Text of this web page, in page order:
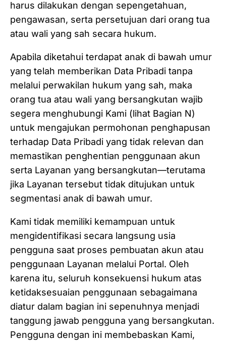
harus dilakukan dengan sepengetahuan,
pengawasan, serta persetujuan dari orang tua
atau wali yang sah secara hukum.
Apabila diketahui terdapat anak di bawah umur
yang telah memberikan Data Pribadi tanpa
melalui perwakilan hukum yang sah, maka
orang tua atau wali yang bersangkutan wajib
segera menghubungi Kami (lihat Bagian N)
untuk mengajukan permohonan penghapusan
terhadap Data Pribadi yang tidak relevan dan
memastikan penghentian penggunaan akun
serta Layanan yang bersangkutan—terutama
jika Layanan tersebut tidak ditujukan untuk
segmentasi anak di bawah umur.
Kami tidak memiliki kemampuan untuk
mengidentifikasi secara langsung usia
pengguna saat proses pembuatan akun atau
penggunaan Layanan melalui Portal. Oleh
karena itu, seluruh konsekuensi hukum atas
ketidaksesuaian penggunaan sebagaimana
diatur dalam bagian ini sepenuhnya menjadi
tanggung jawab pengguna yang bersangkutan.
Pengguna dengan ini membebaskan Kami,